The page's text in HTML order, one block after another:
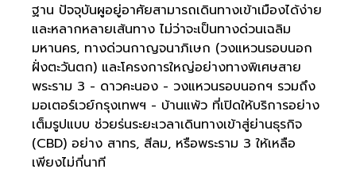
ฐาน ปัจจุบันผูอยู่อาศัยสามารถเดินทางเข้าเมืองได้ง่าย
และหลากหลายเส้นทาง ไม่ว่าจะเป็นทางด่วนเฉลิม
มหานคร, ทางด่วนกาญจนาภิเษก (วงแหวนรอบนอก
ฝั่งตะวันตก) และโครงการใหญ่อย่างทางพิเศษสาย
พระราม 3 - ดาวคะนอง - วงแหวนรอบนอกฯ รวมถึง
มอเตอร์เวย์กรุงเทพฯ - บ้านแพ้ว ที่เปิดให้บริการอย่าง
เต็มรูปแบบ ช่วยร่นระยะเวลาเดินทางเข้าสู่ย่านธุรกิจ
(CBD) อย่าง สาทร, สีลม, หรือพระราม 3 ให้เหลือ
เพียงไม่กี่นาที